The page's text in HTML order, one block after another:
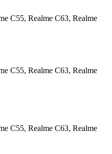
C55, Realme C63, Realme
C55, Realme C63, Realme
C55, Realme C63, Realme